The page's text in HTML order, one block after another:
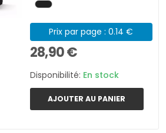
Prix par page : 0.14 €
28,90 €
Disponibilité: En stock
AJOUTER AU PANIER